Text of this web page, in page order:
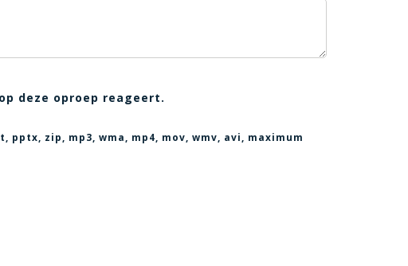
deze oproep reageert.
pptx, zip, mp3, wma, mp4, mov, wmv, avi
, maximum